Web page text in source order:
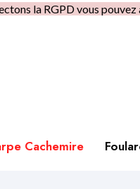
la RGPD vous
Cachemire